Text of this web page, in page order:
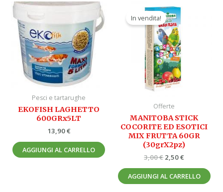
Pesci e tartarughe
EKOFISH LAGHETTO
600GRx5LT
13,90€
AGGIUNGI AL CARRELLO
In vendita!
Offerte
MANITOBA STICK
COCORITE ED ESOTICI
MIX FRUTTA 60GR
(30grX2pz)
3,00€
Il
prezzo
originale
era:
3,00 €.
2,50€
AGGIUNGI AL CARRELLO